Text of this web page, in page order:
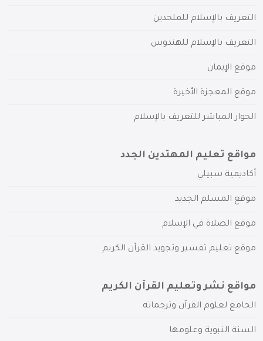
التعريف بالإسلام للملحدين
التعريف بالإسلام للهندوس
موقع الإيمان
موقع المعجزة الأخيرة
الحوار المباشر للتعريف بالإسلام
مواقع تعليم المهتدين الجدد
أكاديمية سبيلي
موقع المسلم الجديد
موقع الصلاة في الإسلام
موقع تعليم تفسير وتجويد القرآن الكريم
مواقع نشر وتعليم القرآن الكريم
الجامع لعلوم القرآن وترجماته
السنة النبوية وعلومها